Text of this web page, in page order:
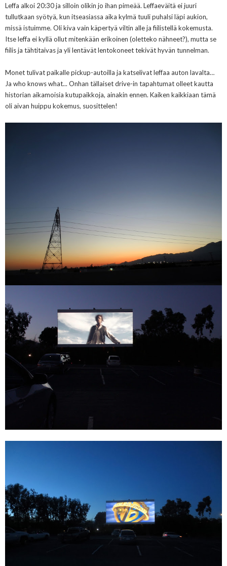
Leffa alkoi 20:30 ja silloin olikin jo ihan pimeää. Leffaeväitä ei juuri
tullutkaan syötyä, kun itseasiassa aika kylmä tuuli puhalsi läpi aukion,
missä istuimme. Oli kiva vain käpertyä viltin alle ja fiilistellä kokemusta.
Itse leffa ei kyllä ollut mitenkään erikoinen (oletteko nähneet?), mutta se
fiilis ja tähtitaivas ja yli lentävät lentokoneet tekivät hyvän tunnelman.
Monet tulivat paikalle pickup-autoilla ja katselivat leffaa auton lavalta…
Ja who knows what... Onhan tällaiset drive-in tapahtumat olleet kautta
historian aikamoisia kutupaikkoja, ainakin ennen. Kaiken kaikkiaan tämä
oli aivan huippu kokemus, suosittelen!